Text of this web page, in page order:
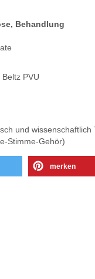
Behandlung
PVU
und
Stimme-Gehör)
merken